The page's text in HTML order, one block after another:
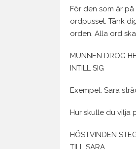
För den som är
ordpussel. Tänk
orden. Alla ord
MUNNEN DROG
INTILL SIG
Exempel: Sara
Hur skulle du vilja
HÖSTVINDEN
TILL SARA